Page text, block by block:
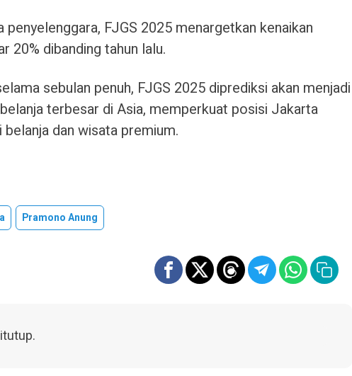
penyelenggara, FJGS 2025 menargetkan kenaikan
20% dibanding tahun lalu.
sebulan penuh, FJGS 2025 diprediksi akan menjadi
terbesar di Asia, memperkuat posisi Jakarta
dan wisata premium.
Pramono Anung